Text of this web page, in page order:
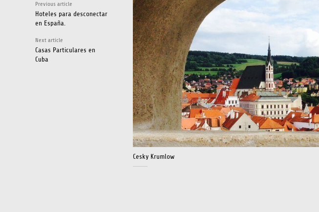
Previous article
Hoteles para desconectar
en España.
Next article
Casas Particulares en
Cuba
Cesky Krumlow